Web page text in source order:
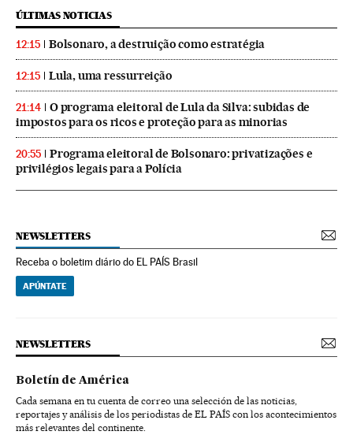
ÚLTIMAS NOTICIAS
12:15 Bolsonaro, a destruição como estratégia
12:15 Lula, uma ressurreição
21:14
O programa eleitoral de Lula da Silva: subidas de
impostos para os ricos e proteção para as minorias
20:55
Programa eleitoral de Bolsonaro: privatizações e
privilégios legais para a Polícia
NEWSLETTERS
Receba o boletim diário do EL PAÍS Brasil
APÚNTATE
NEWSLETTERS
Boletín de América
Cada semana en tu cuenta de correo una selección de las noticias,
reportajes y análisis de los periodistas de EL PAÍS con los acontecimientos
más relevantes del continente.